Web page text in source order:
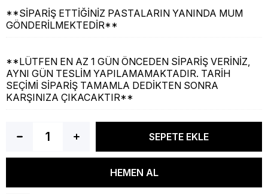
**SİPARİŞ ETTİĞİNİZ PASTALARIN YANINDA MUM
GÖNDERİLMEKTEDİR**
**LÜTFEN EN AZ 1 GÜN ÖNCEDEN SİPARİŞ VERİNİZ,
AYNI GÜN TESLİM YAPILAMAMAKTADIR. TARİH
SEÇİMİ SİPARİŞ TAMAMLA DEDİKTEN SONRA
KARŞINIZA ÇIKACAKTIR**